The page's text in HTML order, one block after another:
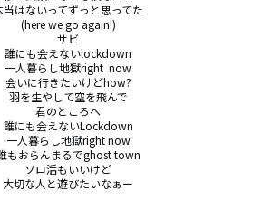
当はないってずっと思ってた
(here we go again!)
サビ
誰にも会えないlockdown
一人暮らし地獄right  now
会いに行きたいけどhow?
羽を生やして空を飛んで
君のところへ
誰にも会えないLockdown
一人暮らし地獄right now
もおらんまるでghost town
ソロ活もいいけど
大切な人と遊びたいなぁー